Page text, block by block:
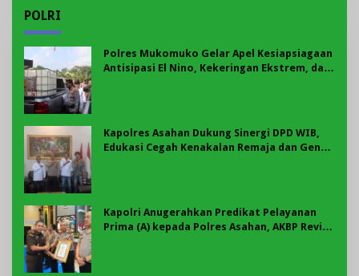
POLRI
Polres Mukomuko Gelar Apel Kesiapsiagaan
Antisipasi El Nino, Kekeringan Ekstrem, dan
Kapolres Asahan Dukung Sinergi DPD WIB,
Edukasi Cegah Kenakalan Remaja dan Geng
Kapolri Anugerahkan Predikat Pelayanan
Prima (A) kepada Polres Asahan, AKBP Revi